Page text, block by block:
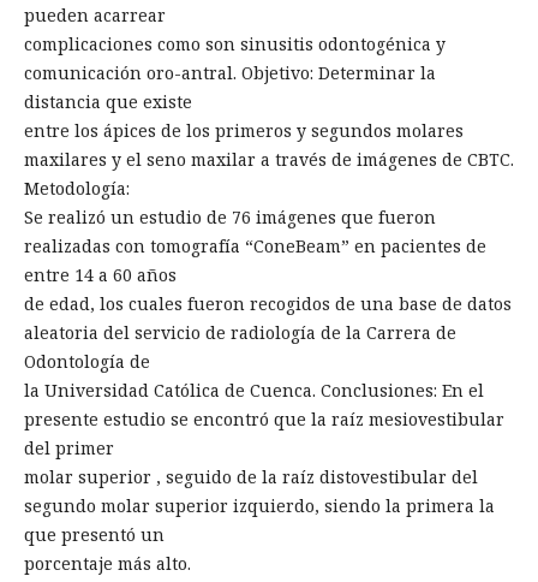
pueden acarrear
complicaciones como son sinusitis odontogénica y
comunicación oro-antral. Objetivo: Determinar la
distancia que existe
entre los ápices de los primeros y segundos molares
maxilares y el seno maxilar a través de imágenes de CBTC.
Metodología:
Se realizó un estudio de 76 imágenes que fueron
realizadas con tomografía “ConeBeam” en pacientes de
entre 14 a 60 años
de edad, los cuales fueron recogidos de una base de datos
aleatoria del servicio de radiología de la Carrera de
Odontología de
la Universidad Católica de Cuenca. Conclusiones: En el
presente estudio se encontró que la raíz mesiovestibular
del primer
molar superior , seguido de la raíz distovestibular del
segundo molar superior izquierdo, siendo la primera la
que presentó un
porcentaje más alto.